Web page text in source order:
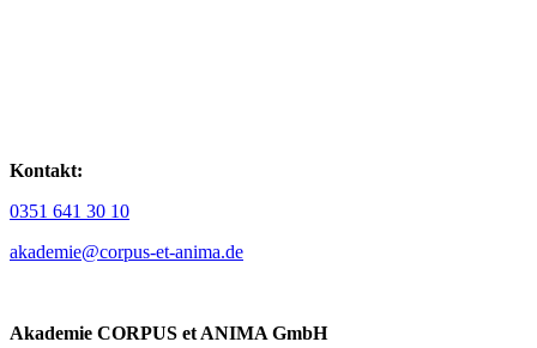
Kontakt:
0351 641 30 10
akademie@corpus-et-anima.de
Akademie CORPUS et ANIMA GmbH